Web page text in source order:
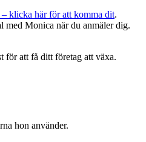
– klicka här för att komma dit.
med Monica när du anmäler dig.
för att få ditt företag att växa.
hon använder.